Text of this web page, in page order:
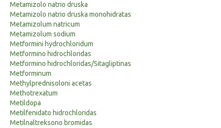
Metamizolo natrio druska
Metamizolo natrio druska monohidratas
Metamizolum natricum
Metamizolum sodium
Metformini hydrochloridum
Metformino hidrochloridas
Metformino hidrochloridas/Sitagliptinas
Metforminum
Methylprednisoloni acetas
Methotrexatum
Metildopa
Metilfenidato hidrochloridas
Metilnaltreksono bromidas